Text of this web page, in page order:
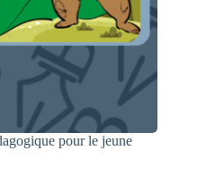
pour le jeune